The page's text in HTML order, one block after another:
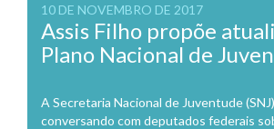
10 DE NOVEMBRO DE 2017
Assis Filho propõe
Plano Nacional de
A Secretaria Nacional de Juventude
conversando com deputados federais